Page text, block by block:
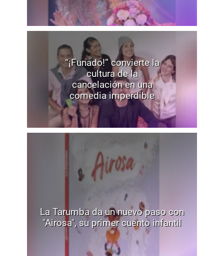
“¡Funado!” convierte la
cultura de la
cancelación en una
comedia imperdible
La Tarumba da un nuevo paso con
"Airosa", su primer cuento infantil